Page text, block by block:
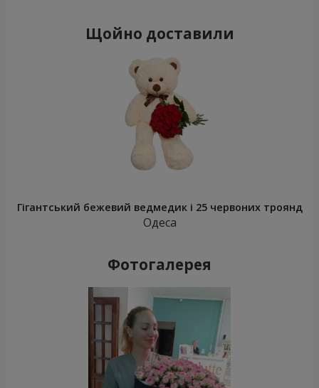
Щойно доставили
Гігантський бежевий ведмедик і 25 червоних троянд
Одеса
Фотогалерея